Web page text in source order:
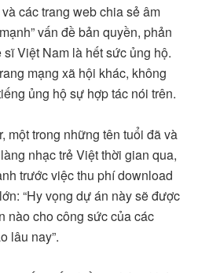
các trang web chia sẻ âm
vấn đề bản quyền, phản
Việt Nam là hết sức ủng hộ.
mạng xã hội khác, không
ủng hộ sự hợp tác nói trên.
một trong những tên tuổi đã và
nhạc trẻ Việt thời gian qua,
trước việc thu phí download
“Hy vọng dự án này sẽ được
nào cho công sức của các
lâu nay”.